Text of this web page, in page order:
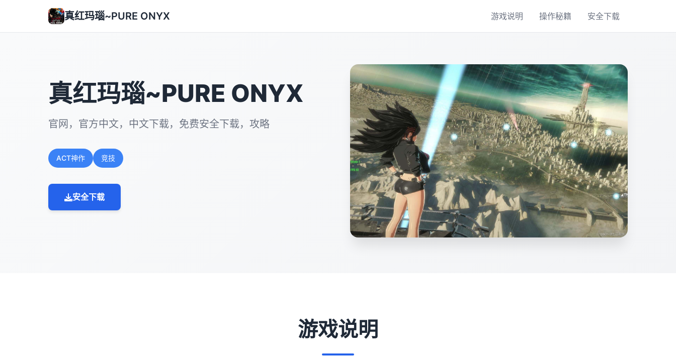
真红玛瑙~PURE ONYX 游戏说明 操作秘籍 安全下载
真红玛瑙~PURE ONYX
官网，官方中文，中文下载，免费安全下载，攻略
ACT神作 竞技
安全下载
游戏说明